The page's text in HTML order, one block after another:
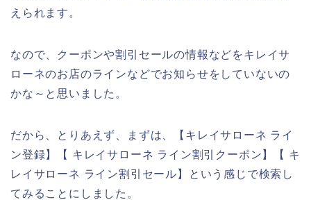
えられます。
なので、クーポンや割引セールの情報などをキレイサ
ローネのお店のラインなどでお知らせをしていないの
かな～と思いました。
だから、とりあえず、まずは、【キレイサローネ ライ
ン登録】【 キレイサローネ ライン割引クーポン】【 キ
レイサローネ ライン割引セール】という感じで検索し
てみることにしました。